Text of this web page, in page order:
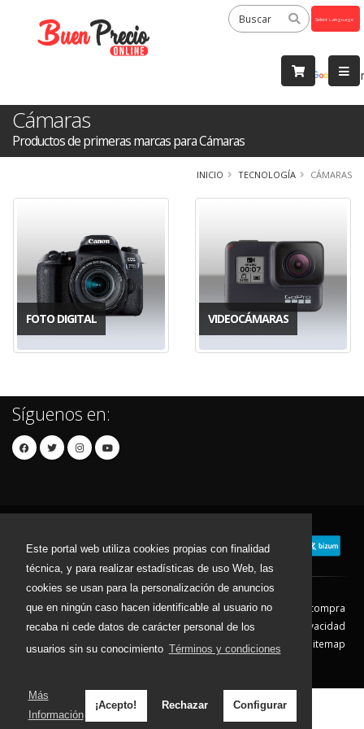
Este portal web utiliza cookies propias con finalidad
técnica, y para realizar estadísticas de uso Web, las
cookies se usan para la personalización de anuncios
que en ningún caso hacen identificable al usuario no
recaba ni cede datos de carácter personal de los
usuarios sin su conocimiento Términos y condiciones
Más
Información
¡Acepto! Rechazar Configurar
by
Cámaras
Productos de primeras marcas para Cámaras
INICIO TECNOLOGÍA CÁMARAS
FOTO DIGITAL VIDEOCÁMARAS
Síguenos en:
Contacto Aviso Legal
Condiciones de compra
Política de envíos
Política de devolución
Política de Privacidad
Política de Cookies
Sitemap